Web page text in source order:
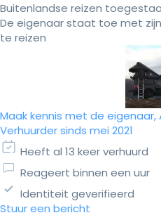
Buitenlandse reizen
De eigenaar staat toe met
te reizen
Maak kennis met de eigenaar,
Verhuurder sinds mei 2021
Heeft al 13 keer verhuurd
Reageert binnen een uur
Identiteit geverifieerd
Stuur een bericht